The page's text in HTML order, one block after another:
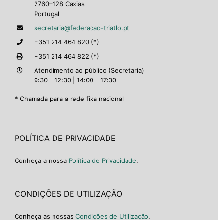
2760–128 Caxias
Portugal
secretaria@federacao-triatlo.pt
+351 214 464 820 (*)
+351 214 464 822 (*)
Atendimento ao público (Secretaria):
9:30 - 12:30 | 14:00 - 17:30
* Chamada para a rede fixa nacional
POLÍTICA DE PRIVACIDADE
Conheça a nossa Política de Privacidade.
CONDIÇÕES DE UTILIZAÇÃO
Conheça as nossas Condições de Utilização.